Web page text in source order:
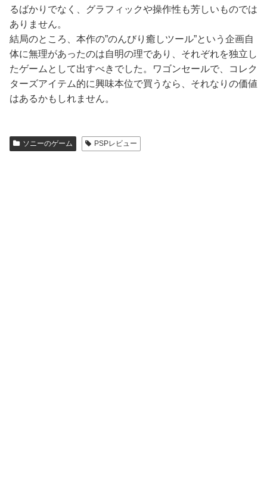
るばかりでなく、グラフィックや操作性も芳しいものでは
ありません。
結局のところ、本作の”のんびり癒しツール”という企画自
体に無理があったのは自明の理であり、それぞれを独立し
たゲームとして出すべきでした。ワゴンセールで、コレク
ターズアイテム的に興味本位で買うなら、それなりの価値
はあるかもしれません。
ソニーのゲーム PSPレビュー